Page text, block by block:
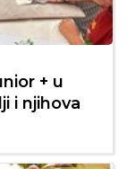
+ u
i njihova